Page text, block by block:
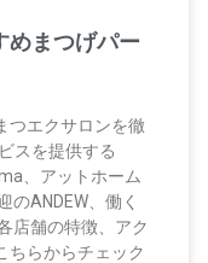
めまつげパー
つエクサロンを徹
スを提供する
、アットホーム
のANDEW、働く
店舗の特徴、アク
ちらからチェック